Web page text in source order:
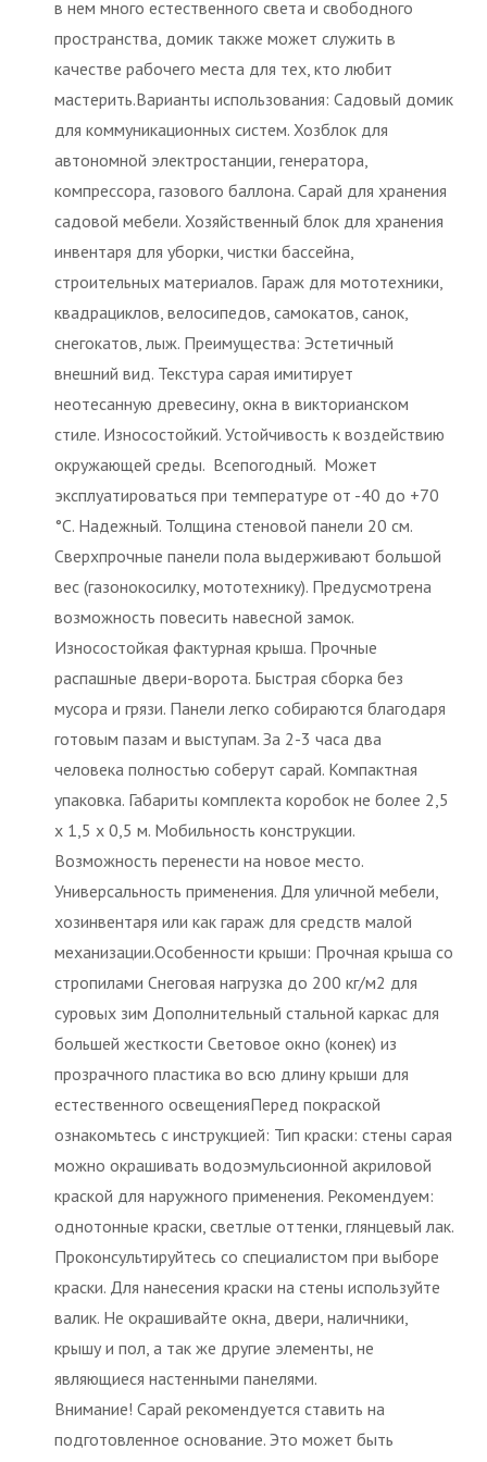
в нем много естественного света и свободного
пространства, домик также может служить в
качестве рабочего места для тех, кто любит
мастерить.Варианты использования: Садовый домик
для коммуникационных систем. Хозблок для
автономной электростанции, генератора,
компрессора, газового баллона. Сарай для хранения
садовой мебели. Хозяйственный блок для хранения
инвентаря для уборки, чистки бассейна,
строительных материалов. Гараж для мототехники,
квадрациклов, велосипедов, самокатов, санок,
снегокатов, лыж. Преимущества: Эстетичный
внешний вид. Текстура сарая имитирует
неотесанную древесину, окна в викторианском
стиле. Износостойкий. Устойчивость к воздействию
окружающей среды. Всепогодный. Может
эксплуатироваться при температуре от -40 до +70
°С. Надежный. Толщина стеновой панели 20 см.
Сверхпрочные панели пола выдерживают большой
вес (газонокосилку, мототехнику). Предусмотрена
возможность повесить навесной замок.
Износостойкая фактурная крыша. Прочные
распашные двери-ворота. Быстрая сборка без
мусора и грязи. Панели легко собираются благодаря
готовым пазам и выступам. За 2-3 часа два
человека полностью соберут сарай. Компактная
упаковка. Габариты комплекта коробок не более 2,5
х 1,5 х 0,5 м. Мобильность конструкции.
Возможность перенести на новое место.
Универсальность применения. Для уличной мебели,
хозинвентаря или как гараж для средств малой
механизации.Особенности крыши: Прочная крыша со
стропилами Снеговая нагрузка до 200 кг/м2 для
суровых зим Дополнительный стальной каркас для
большей жесткости Световое окно (конек) из
прозрачного пластика во всю длину крыши для
естественного освещенияПеред покраской
ознакомьтесь с инструкцией: Тип краски: стены сарая
можно окрашивать водоэмульсионной акриловой
краской для наружного применения. Рекомендуем:
однотонные краски, светлые оттенки, глянцевый лак.
Проконсультируйтесь со специалистом при выборе
краски. Для нанесения краски на стены используйте
валик. Не окрашивайте окна, двери, наличники,
крышу и пол, а так же другие элементы, не
являющиеся настенными панелями.
Внимание! Сарай рекомендуется ставить на
подготовленное основание. Это может быть